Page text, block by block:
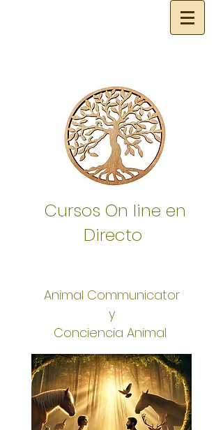
Cursos On line en
Directo
Animal Communicator
y
Conciencia Animal